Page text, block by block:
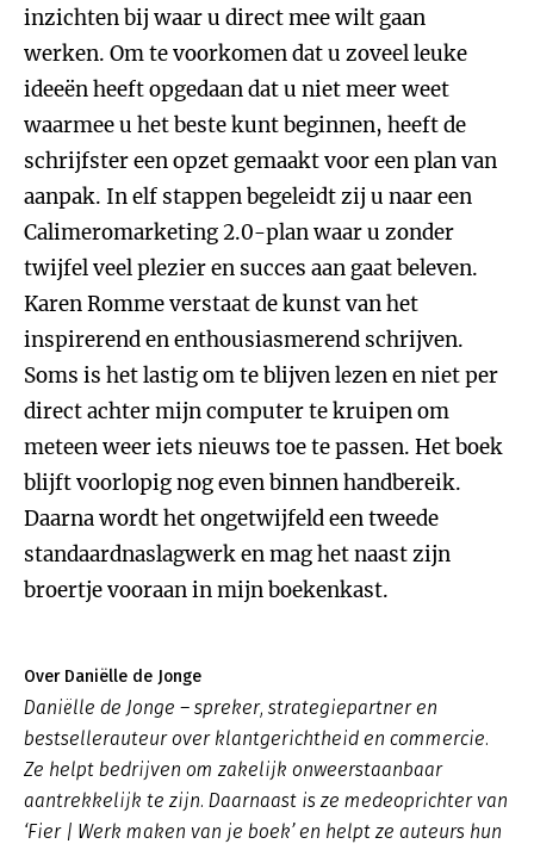
inzichten bij waar u direct mee wilt gaan
werken. Om te voorkomen dat u zoveel leuke
ideeën heeft opgedaan dat u niet meer weet
waarmee u het beste kunt beginnen, heeft de
schrijfster een opzet gemaakt voor een plan van
aanpak. In elf stappen begeleidt zij u naar een
Calimeromarketing 2.0-plan waar u zonder
twijfel veel plezier en succes aan gaat beleven.
Karen Romme verstaat de kunst van het
inspirerend en enthousiasmerend schrijven.
Soms is het lastig om te blijven lezen en niet per
direct achter mijn computer te kruipen om
meteen weer iets nieuws toe te passen. Het boek
blijft voorlopig nog even binnen handbereik.
Daarna wordt het ongetwijfeld een tweede
standaardnaslagwerk en mag het naast zijn
broertje vooraan in mijn boekenkast.
Over Daniëlle de Jonge
Daniëlle de Jonge – spreker, strategiepartner en
bestsellerauteur over klantgerichtheid en commercie.
Ze helpt bedrijven om zakelijk onweerstaanbaar
aantrekkelijk te zijn. Daarnaast is ze medeoprichter van
‘Fier | Werk maken van je boek’ en helpt ze auteurs hun